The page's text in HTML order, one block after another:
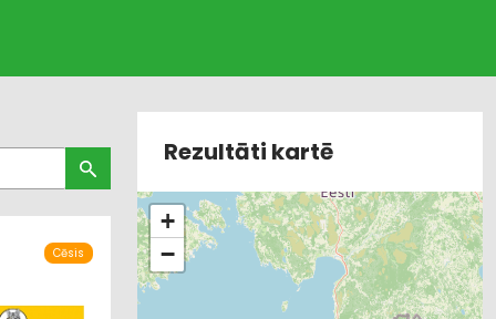
Cēsis
Rezultāti kartē
+
−